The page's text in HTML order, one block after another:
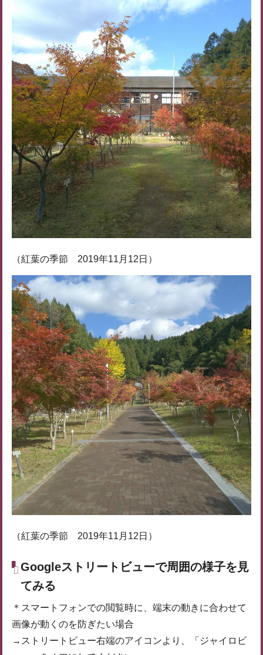
（紅葉の季節 2019年11月12日）
（紅葉の季節 2019年11月12日）
Googleストリートビューで周囲の様子を見
てみる
＊スマートフォンでの閲覧時に、端末の動きに合わせて
画像が動くのを防ぎたい場合
→ストリートビュー右端のアイコンより、「ジャイロビ